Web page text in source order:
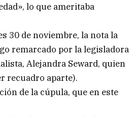
lo que ameritaba
30 de noviembre, la nota la
remarcado por la legisladora
Alejandra Seward, quien
recuadro aparte).
de la cúpula, que en este